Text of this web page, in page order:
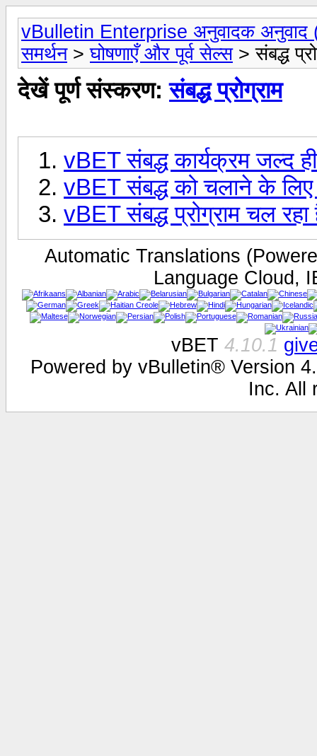
vBulletin Enterprise अनुवादक अनुवाद
समर्थन>घोषणाएँ और पूर्व सेल्स> संबद्ध
देखें पूर्ण संस्करण:संबद्ध प्रोग्राम
vBET संबद्ध कार्यक्रम जल्द
vBET संबद्ध को चलाने के लिए
vBET संबद्ध प्रोग्राम चल
Automatic Translations
Language Cloud,
vBET 4.10.1
Powered by vBulletin® Version
Inc. All